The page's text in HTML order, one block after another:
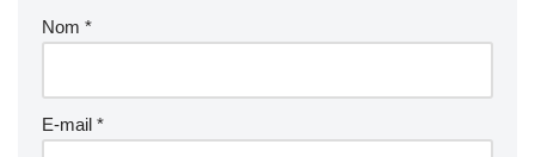
Nom *
E-mail *